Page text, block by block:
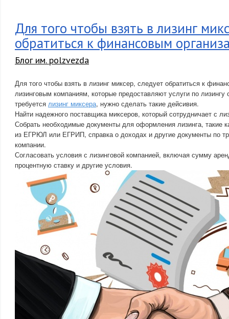
Для того чтобы взять в лизинг
обратиться к финансовым
Блог им. polzvezda
Для того чтобы взять в лизинг миксер, следует обратиться к
лизинговым компаниям, которые предоставляют услуги по
требуется лизинг миксера, нужно сделать такие дейсивия.
Найти надежного поставщика миксеров, который сотрудничает с
Собрать необходимые документы для оформления лизинга, такие
из ЕГРЮЛ или ЕГРИП, справка о доходах и другие документы по
компании.
Согласовать условия с лизинговой компанией, включая сумму
процентную ставку и другие условия.